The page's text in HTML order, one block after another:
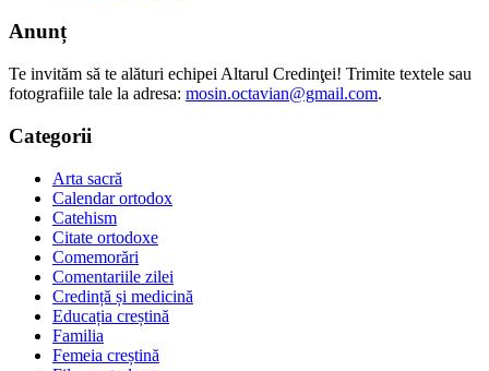
Anunț
Te invităm să te alături echipei Altarul Credinţei! Trimite textele sau
fotografiile tale la adresa: mosin.octavian@gmail.com.
Categorii
Arta sacră
Calendar ortodox
Catehism
Citate ortodoxe
Comemorări
Comentariile zilei
Credință și medicină
Educația creștină
Familia
Femeia creștină